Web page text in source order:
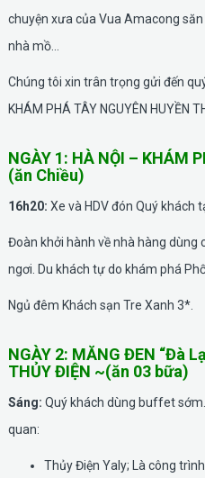
chuyện xưa của Vua Amacong
nhà mồ…
Chúng tôi xin trân trọng gửi đến
KHÁM PHÁ TÂY NGUYÊN HUYỀN
NGÀY 1: HÀ NỘI – KHÁM
(ăn Chiều)
16h20: Xe và HDV đón Quý khách
Đoàn khởi hành về nhà hàng dùng
ngơi. Du khách tự do khám phá
Ngủ đêm Khách sạn Tre Xanh 3*.
NGÀY 2: MĂNG ĐEN “Đà
THỦY ĐIỆN ~(ăn 03 bữa)
Sáng: Quý khách dùng buffet
quan:
Thủy Điện Yaly; Là công